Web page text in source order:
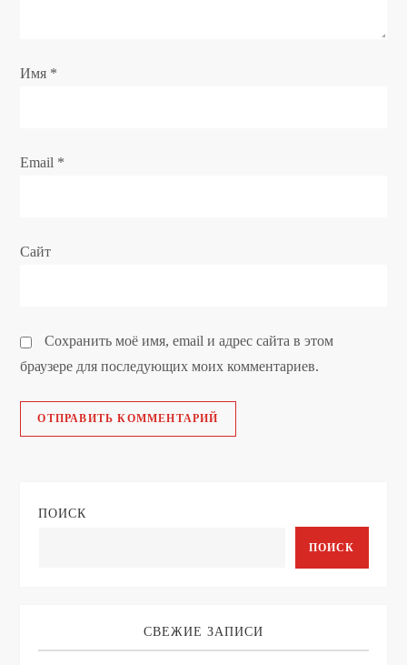
п
с
Имя *
Email *
Сайт
Сохранить моё имя, email и адрес сайта в этом
браузере для последующих моих комментариев.
ПОИСК
ПОИСК
СВЕЖИЕ ЗАПИСИ